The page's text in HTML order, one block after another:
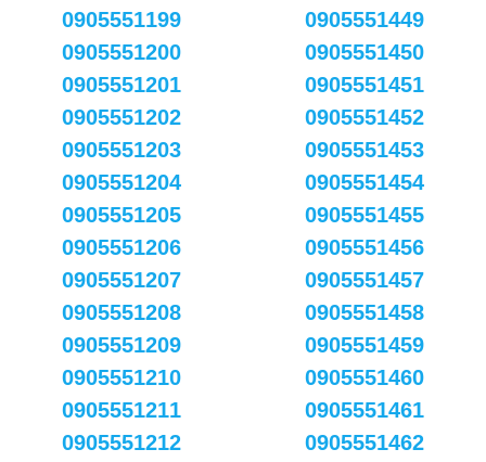
0905551199
0905551200
0905551201
0905551202
0905551203
0905551204
0905551205
0905551206
0905551207
0905551208
0905551209
0905551210
0905551211
0905551212
0905551449
0905551450
0905551451
0905551452
0905551453
0905551454
0905551455
0905551456
0905551457
0905551458
0905551459
0905551460
0905551461
0905551462